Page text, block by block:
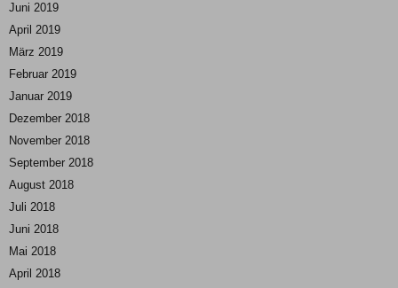
Juni 2019
April 2019
März 2019
Februar 2019
Januar 2019
Dezember 2018
November 2018
September 2018
August 2018
Juli 2018
Juni 2018
Mai 2018
April 2018